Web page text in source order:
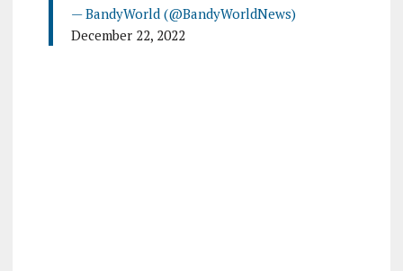
— BandyWorld (@BandyWorldNews)
December 22, 2022